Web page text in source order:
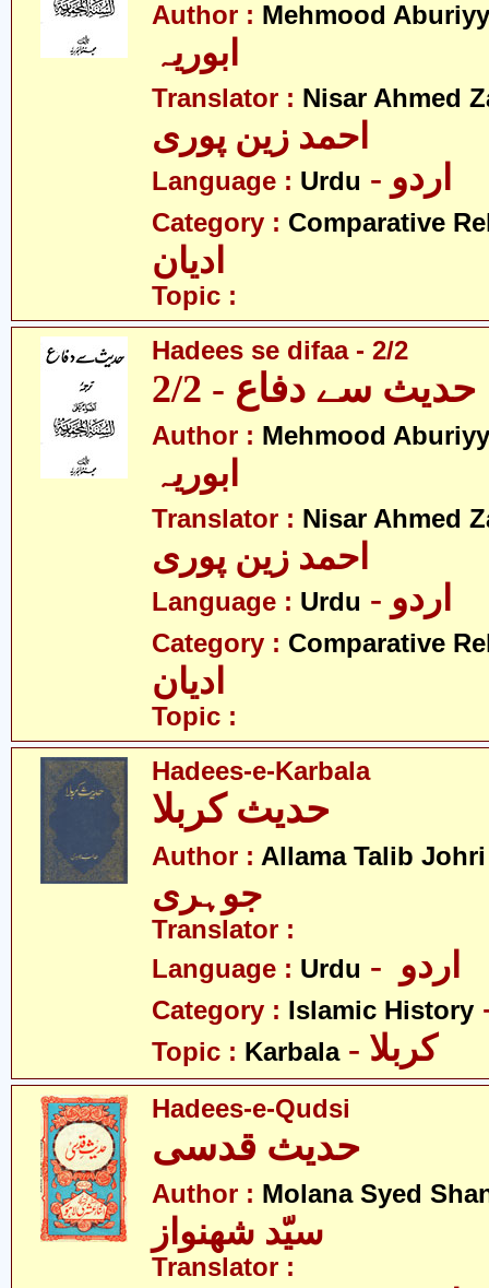
Author : Mehmood
ابوریہ
Translator : Nisar Ahmed
احمد زین پوری
Language : Urdu - اردو
Category : Comparative
ادیان
Topic :
Hadees se difaa - 2/2
حدیث سے دفاع - 2/2
Author : Mehmood
ابوریہ
Translator : Nisar Ahmed
احمد زین پوری
Language : Urdu - اردو
Category : Comparative
ادیان
Topic :
Hadees-e-Karbala
حدیث کربلا
Author : Allama Talib Johri
جوہری
Translator :
Language : Urdu
Category : Islamic History
Topic : Karbala - کربلا
Hadees-e-Qudsi
حدیث قدسی
Author : Molana Syed
Translator :